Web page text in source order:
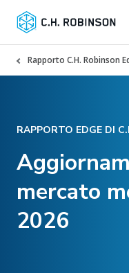
Rapporto C.H. Robinson
RAPPORTO EDGE DI
mercato
2026